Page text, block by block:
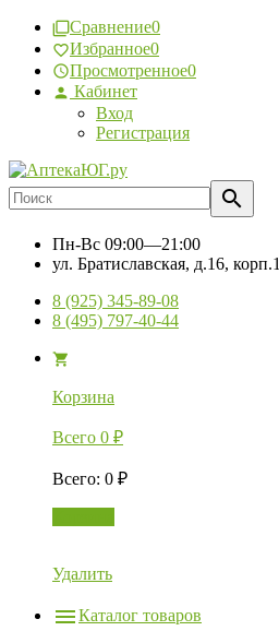
Сравнение0
Избранное0
Просмотренное0
Кабинет
Вход
Регистрация
Пн-Вс 09:00—21:00
ул. Братиславская, д.16, корп.1
8 (925) 345-89-08
8 (495) 797-40-44
Корзина
Всего 0 ₽
Всего: 0 ₽
Удалить
Каталог товаров